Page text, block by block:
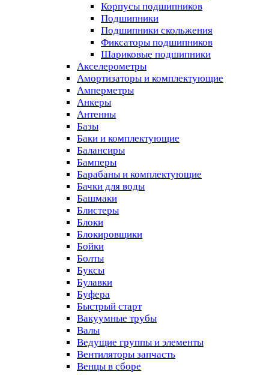
Корпусы подшипников
Подшипники
Подшипники скольжения
Фиксаторы подшипников
Шариковые подшипники
Акселерометры
Амортизаторы и комплектующие
Амперметры
Анкеры
Антенны
Базы
Баки и комплектующие
Балансиры
Бамперы
Барабаны и комплектующие
Бачки для воды
Башмаки
Блистеры
Блоки
Блокировщики
Бойки
Болты
Буксы
Булавки
Буфера
Быстрый старт
Вакуумные трубы
Валы
Ведущие группы и элементы
Вентиляторы запчасть
Венцы в сборе